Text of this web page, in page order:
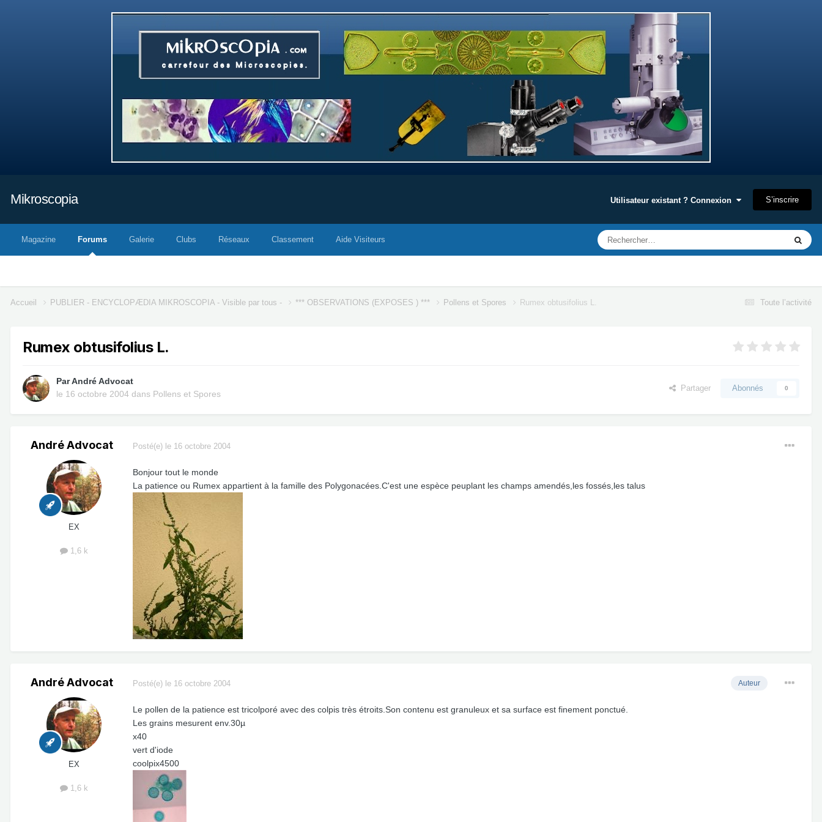
Mikroscopia Utilisateur existant ? Connexion S’inscrire
Magazine Forums Galerie Clubs Réseaux Classement Aide Visiteurs
Toute l’activité
Accueil PUBLIER - ENCYCLOPÆDIA MIKROSCOPIA - Visible par tous - *** OBSERVATIONS (EXPOSES ) *** Pollens et Spores Rumex obtusifolius L.
Rumex obtusifolius L.
ParAndré Advocat
le 16 octobre 2004 dans Pollens et Spores
Partager Abonnés 0
André Advocat
EX
1,6 k
Posté(e) le 16 octobre 2004
Bonjour tout le monde
La patience ou Rumex appartient à la famille des Polygonacées.C'est une espèce peuplant les champs amendés,les fossés,les talus
André Advocat
EX
1,6 k
Auteur
Posté(e) le 16 octobre 2004
Le pollen de la patience est tricolporé avec des colpis très étroits.Son contenu est granuleux et sa surface est finement ponctué.
Les grains mesurent env.30µ
x40
vert d'iode
coolpix4500